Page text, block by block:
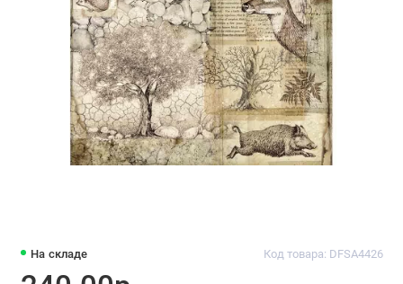
На складе Код товара: DFSA4426